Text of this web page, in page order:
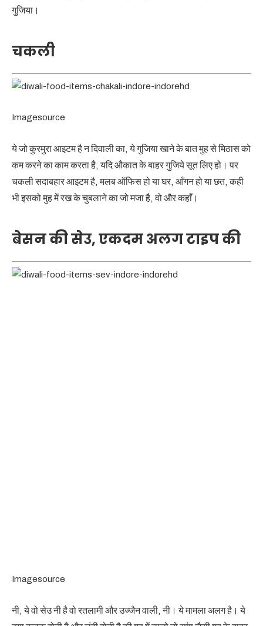
गुजिया।
चकली
Imagesource
ये जो कुरमुरा आइटम है न दिवाली का, ये गुजिया खाने के बात मुह से मिठास को
कम करने का काम करता है, यदि औकात के बाहर गुजिये सूत लिए हो। पर
चकली सदाबहार आइटम है, मलब ऑफिस हो या घर, आँगन हो या छत, कही
भी इसको मुह में रख के चुबलाने का जो मजा है, वो और कहाँ।
बेसन की सेउ, एकदम अलग टाइप की
Imagesource
नी, ये वो सेउ नी है वो रतलामी और उज्जैन वाली, नी। ये मामला अलग है। ये